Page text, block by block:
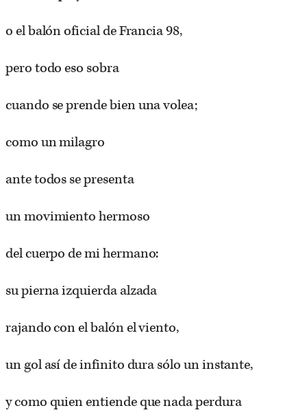
o el balón oficial de Francia 98,
pero todo eso sobra
cuando se prende bien una volea;
como un milagro
ante todos se presenta
un movimiento hermoso
del cuerpo de mi hermano:
su pierna izquierda alzada
rajando con el balón el viento,
un gol así de infinito dura sólo un instante,
y como quien entiende que nada perdura